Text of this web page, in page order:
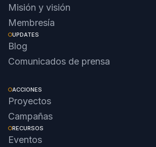
Misión y visión
Membresía
UPDATES
Blog
Comunicados de prensa
ACCIONES
Proyectos
Campañas
RECURSOS
Eventos